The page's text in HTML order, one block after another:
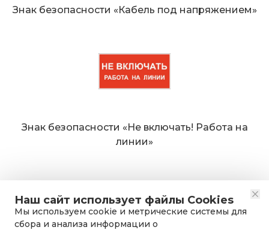
Наш сайт использует файлы Cookies
Мы используем cookie и метрические системы для
сбора и анализа информации о
Знак безопасности «Кабель под напряжением»
Знак безопасности «Не включать! Работа на
линии»